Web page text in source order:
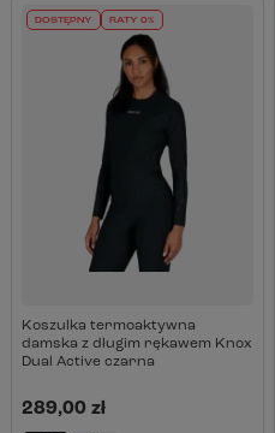
DOSTĘPNY RATY 0%
Koszulka termoaktywna
damska z długim rękawem Knox
Dual Active czarna
289,00 zł